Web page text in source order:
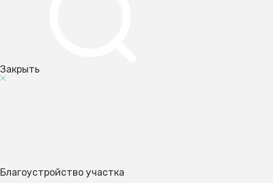
Закрыть
Благоустройство участка